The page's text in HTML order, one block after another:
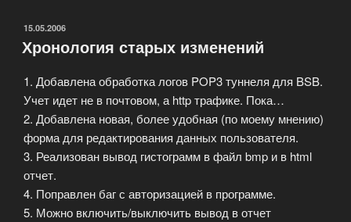
DrWeb»
ОПУБЛИКОВАНО
15.05.2006
Хронология старых изменений
1. Добавлена обработка логов POP3 туннеля для BSB.
Учет идет не в почтовом, а http трафике. Пока…
2. Добавлена новая, более удобная (по моему мнению)
форма для редактирования данных пользователя.
3. Реализован вывод гистограмм в файл bmp и в html
отчет.
4. Поправлен баг с авторизацией в программе.
5. Можно включить/выключить вывод в отчет